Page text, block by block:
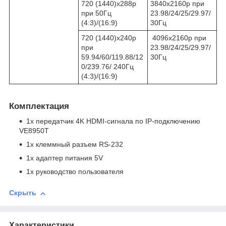
720 (1440)x288p
при 50Гц
(4:3)/(16:9)
3840x2160p при
23.98/24/25/29.97/
30Гц
720 (1440)x240p
при
59.94/60/119.88/12
0/239.76/ 240Гц
(4:3)/(16:9)
4096x2160p при
23.98/24/25/29.97/
30Гц
Комплектация
1x передатчик 4K HDMI-сигнала по IP-подключению
VE8950T
1x клеммный разъем RS-232
1x адаптер питания 5V
1x руководство пользователя
Скрыть